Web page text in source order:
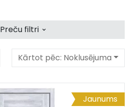
Preču filtri ⌄
Kārtot pēc: Noklusējuma
Jaunums